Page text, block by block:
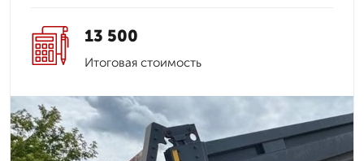
13 500
Итоговая стоимость